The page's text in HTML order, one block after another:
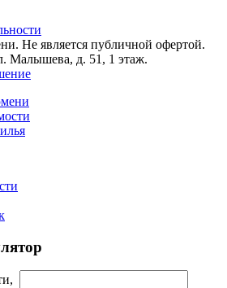
Не является публичной офертой.
Малышева, д. 51, 1 этаж.